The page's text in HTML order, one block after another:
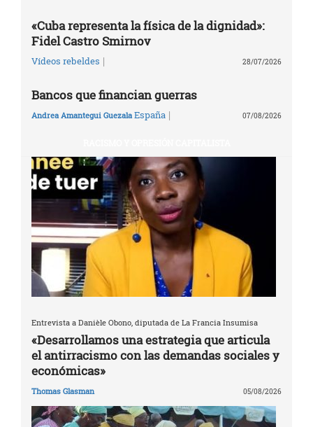
«Cuba representa la física de la dignidad»:
Fidel Castro Smirnov
Vídeos rebeldes | 28/07/2026
Bancos que financian guerras
Andrea Amantegui Guezala España | 07/08/2026
Entrevista a Danièle Obono, diputada de La Francia Insumisa
«Desarrollamos una estrategia que articula
el antirracismo con las demandas sociales y
económicas»
Thomas Glasman 05/08/2026